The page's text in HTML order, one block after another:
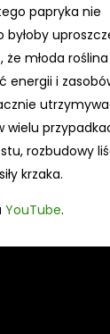
papryka nie
że młoda
energii i
wielu
rozbudowy
krzaka.
YouTube.